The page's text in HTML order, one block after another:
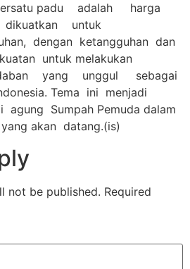
padu adalah harga
untuk
dengan ketangguhan dan
untuk melakukan
yang unggul sebagai
Tema ini menjadi
agung Sumpah Pemuda dalam
akan datang.(is)
not be published. Required